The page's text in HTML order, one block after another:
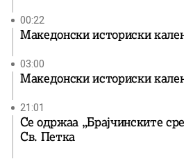
00:22
Македонски историски
03:00
Македонски историски
21:01
Се одржаа „Брајчинските
Св. Петка